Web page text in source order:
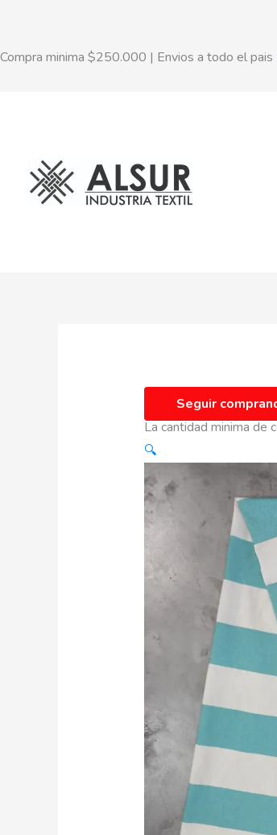
Compra minima $250.000 | Envios a todo el
contenido
Seguir
La cantidad minima de
🔍